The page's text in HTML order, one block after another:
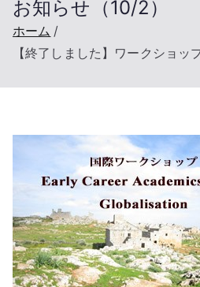
お知らせ（10/2）
ホーム
【終了しました】ワークショッ